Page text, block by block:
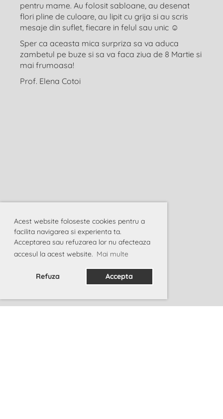
Acest website foloseste cookies pentru a
facilita navigarea si experienta ta.
Acceptarea sau refuzarea lor nu afecteaza
accesul la acest website. Mai multe
Refuza Accepta
pentru mame. Au folosit sabloane, au desenat
flori pline de culoare, au lipit cu grija si au scris
mesaje din suflet, fiecare in felul sau unic ☺️
Sper ca aceasta mica surpriza sa va aduca
zambetul pe buze si sa va faca ziua de 8 Martie si
mai frumoasa!
Prof. Elena Cotoi